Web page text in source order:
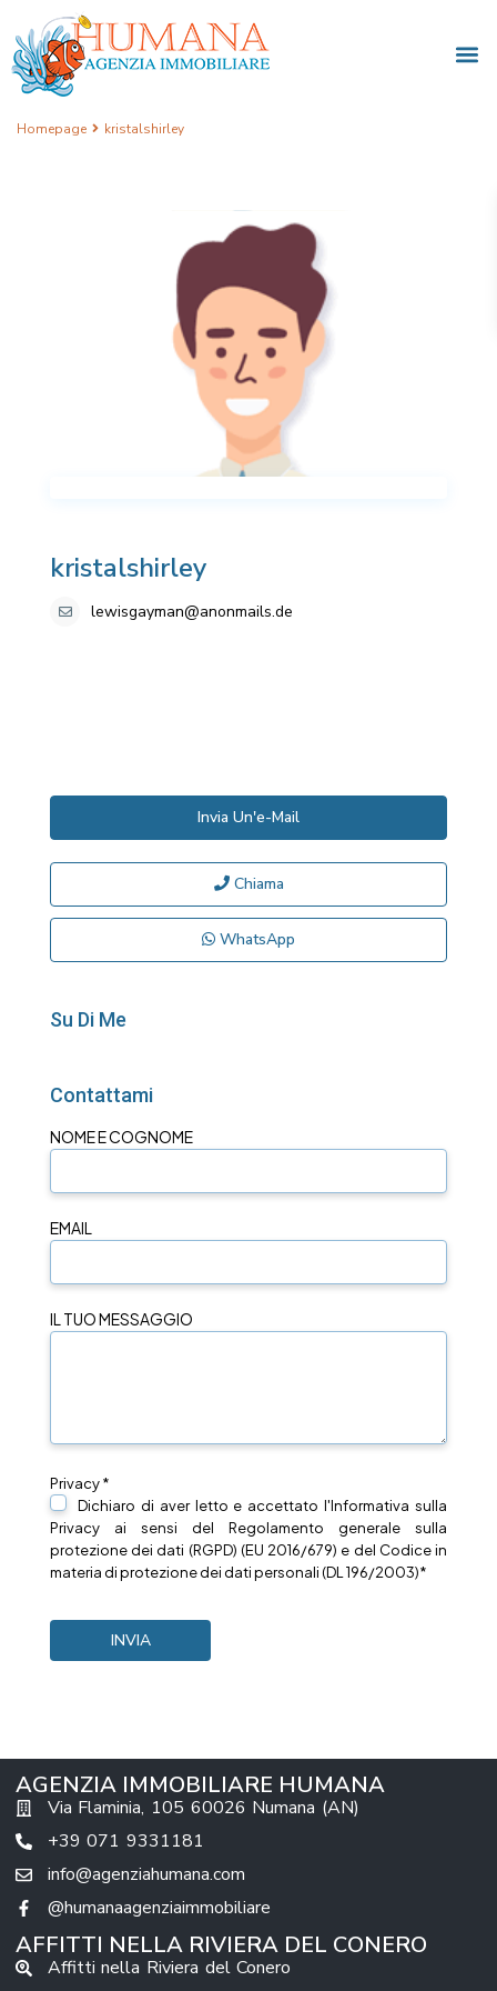
Homepage kristalshirley
kristalshirley
lewisgayman@anonmails.de
Invia Un'e-Mail
Chiama
WhatsApp
Su Di Me
Contattami
NOME E COGNOME
EMAIL
IL TUO MESSAGGIO
Privacy *
Dichiaro di aver letto e accettato l'Informativa sulla
Privacy ai sensi del Regolamento generale sulla
protezione dei dati (RGPD) (EU 2016/679) e del Codice in
materia di protezione dei dati personali (DL 196/2003)*
AGENZIA IMMOBILIARE HUMANA
Via Flaminia, 105 60026 Numana (AN)
+39 071 9331181
info@agenziahumana.com
@humanaagenziaimmobiliare
AFFITTI NELLA RIVIERA DEL CONERO
Affitti nella Riviera del Conero